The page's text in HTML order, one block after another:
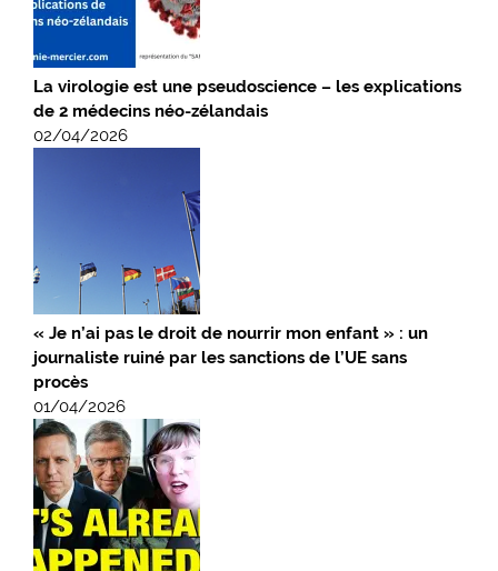
La virologie est une pseudoscience – les explications
de 2 médecins néo-zélandais
02/04/2026
« Je n’ai pas le droit de nourrir mon enfant » : un
journaliste ruiné par les sanctions de l’UE sans
procès
01/04/2026